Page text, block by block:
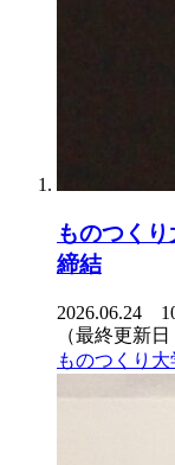
ものつく
締結
2026.06.24
（最終更新日
ものつくり大